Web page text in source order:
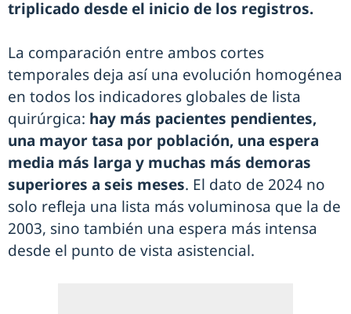
triplicado desde el inicio de los registros.
La comparación entre ambos cortes
temporales deja así una evolución homogénea
en todos los indicadores globales de lista
quirúrgica: hay más pacientes pendientes,
una mayor tasa por población, una espera
media más larga y muchas más demoras
superiores a seis meses. El dato de 2024 no
solo refleja una lista más voluminosa que la de
2003, sino también una espera más intensa
desde el punto de vista asistencial.